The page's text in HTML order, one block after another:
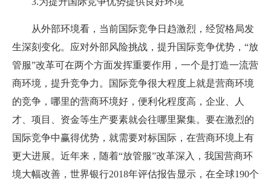
从外部环境看，当前国际竞争日趋激烈，经贸格局发
生深刻变化。应对外部风险挑战，提升国际竞争优势，“放
管服”改革可在两个方面发挥重要作用，一个是打造一流营
商环境，提升竞争力。国际竞争很大程度上就是营商环境
的竞争，哪里的营商环境好，便利化程度高，企业、人
才、项目、资金等生产要素就会往哪里聚集。要在激烈的
国际竞争中赢得优势，就需要对标国际，在营商环境上有
更大进展。近年来，随着“放管服”改革深入，我国营商环
境大幅改善，世界银行2018年评估报告显示，在全球190个